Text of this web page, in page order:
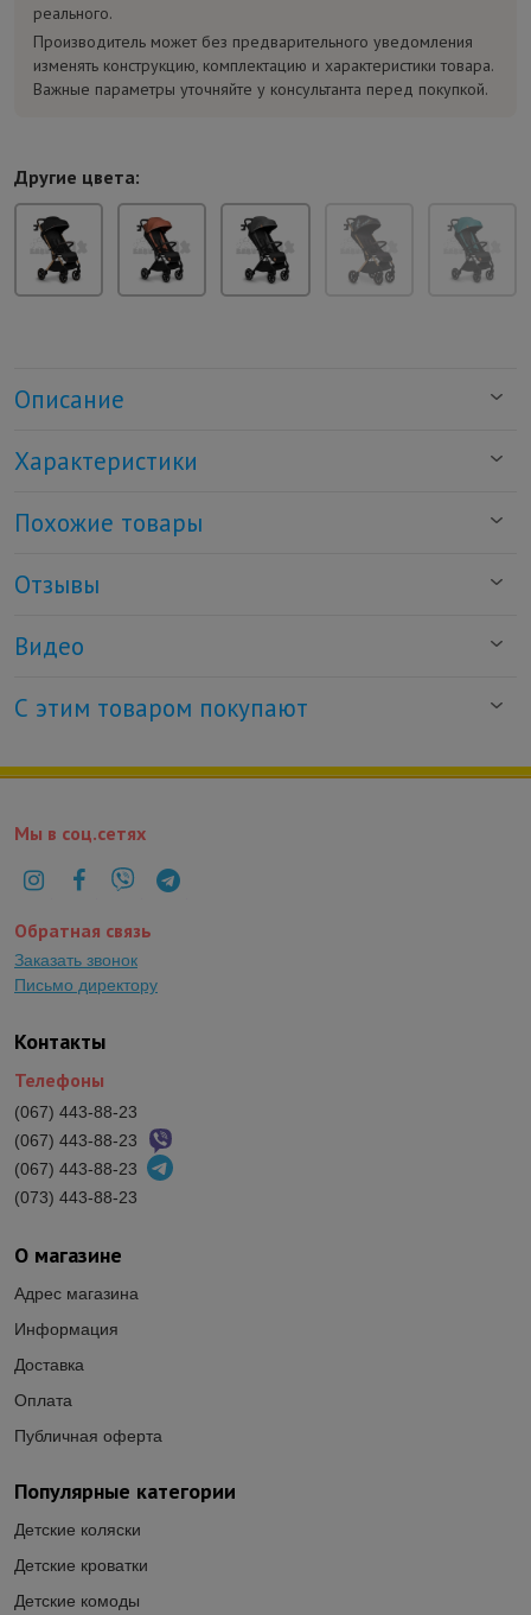
реального.
Производитель может без предварительного уведомления
изменять конструкцию, комплектацию и характеристики товара.
Важные параметры уточняйте у консультанта перед покупкой.
Другие цвета:
Описание
Характеристики
Похожие товары
Отзывы
Видео
С этим товаром покупают
Популярные категории
Детские коляски
Детские кроватки
Детские комоды
О магазине
Адрес магазина
Информация
Доставка
Оплата
Публичная оферта
Контакты
Телефоны
(067) 443-88-23
(067) 443-88-23
(067) 443-88-23
(073) 443-88-23
Мы в соц.сетях
Обратная связь
Заказать звонок
Письмо директору